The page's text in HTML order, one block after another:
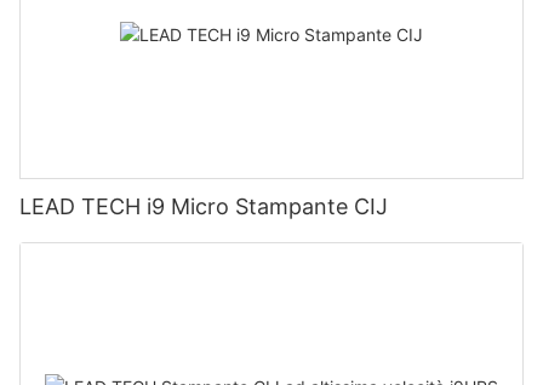
LEAD TECH i9 Micro Stampante CIJ